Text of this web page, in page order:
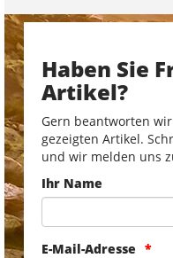
Haben Sie
Artikel?
Gern beantworten
gezeigten Artikel.
und wir melden uns
Ihr Name
E-Mail-Adresse